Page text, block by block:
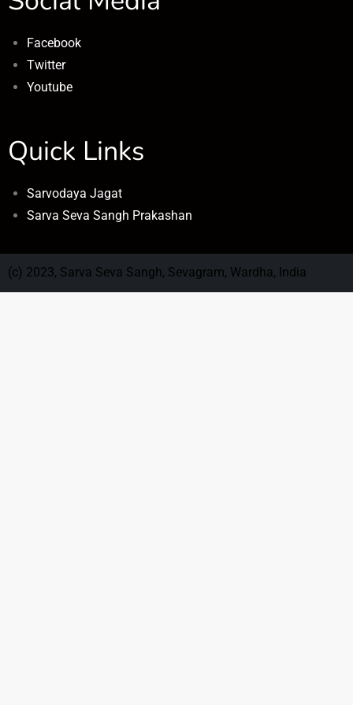
Facebook
Twitter
Youtube
Quick Links
Sarvodaya Jagat
Sarva Seva Sangh Prakashan
(c) 2023, Sarva Seva Sangh, Sevagram, Wardha, India